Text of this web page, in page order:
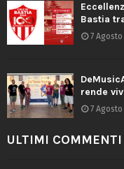
Bastia
7 Agosto
rende
7 Agosto
ULTIMI COMMENTI